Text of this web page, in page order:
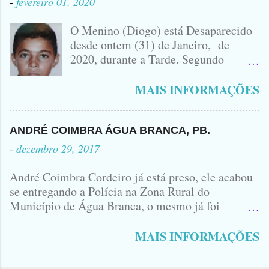
IDOMINIS FIDELIS FOTO
IDOMINIS FIDELIS VEÍCULO
ENVOLVIDO NO ACIDENTE UMA
MONTANA NA FOTO VOCÊS
PODEM OBSERVAR QUE TODAS...
O Menino (Diogo) está Desaparecido
desde ontem (31) de Janeiro, de
2020, durante a Tarde. Segundo
Bairro Jardim Karlota, aqui em
98356406 - Se você souber de alguma
Informação, favor avisar através deste
Luciana, ela tá Desesperada.
MAIS INFORMAÇÕES
ANDRÉ COIMBRA ÁGUA BRANCA, PB.
- dezembro 29, 2017
André Coimbra Cordeiro já está preso, ele acabou
se entregando a Polícia na Zona Rural do
Município de Água Branca, o mesmo já foi
cedo, tinha surgido a informação que, o acusado,
MAIS INFORMAÇÕES